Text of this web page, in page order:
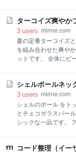
引っ掻けたり、引っ
い。 〈ご注意〉他サ
チの差で他でご購入
は、一から作成いた
すことをご了解くだ
ターコイズ爽やか
3 users minne.com
夏の定番ターコイズ
を組み合わせた爽や
ットです。 全体にビ
の定番ターコイズと
組み合わせた爽やか
トです。 全体にビー
す。 ターコイズ好き
以外は肌に当たる鎖
シェルボールネッ
3 users minne.com
シェルのボール をト
とチェコガラスパー
シックな一品です。
で鎖部分を仕上げま
コード整理（イー